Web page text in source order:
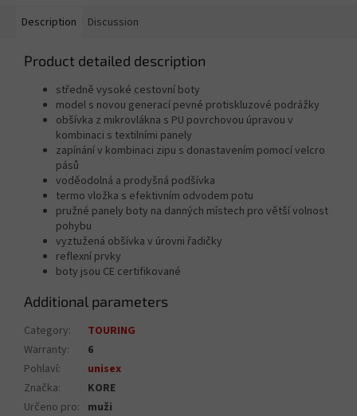
Description Discussion
Product detailed description
středně vysoké cestovní boty
model s novou generací pevné protiskluzové podrážky
obšívka z mikrovlákna s PU povrchovou úpravou v
kombinaci s textilními panely
zapínání v kombinaci zipu s donastavením pomocí velcro
pásů
voděodolná a prodyšná podšívka
termo vložka s efektivním odvodem potu
pružné panely boty na danných místech pro větší volnost
pohybu
vyztužená obšívka v úrovni řadičky
reflexní prvky
boty jsou CE certifikované
Additional parameters
Category:
TOURING
Warranty:
6
Pohlaví:
unisex
Značka:
KORE
Určeno pro: muži